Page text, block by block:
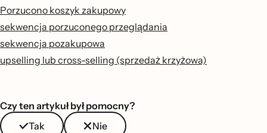
Porzucono koszyk zakupowy
sekwencja porzuconego przeglądania
sekwencja pozakupowa
upselling lub cross-selling (sprzedaż krzyżowa)
Czy ten artykuł był pomocny?
Tak
Nie